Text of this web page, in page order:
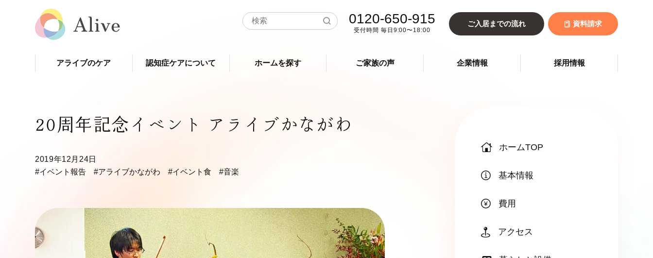
0120-650-915
受付時間 毎日9:00〜18:00
ご入居までの流れ 資料請求
アライブのケア 認知症ケアについて ホームを探す ご家族の声 企業情報 採用情報
ホームTOP
基本情報
費用
アクセス
20周年記念イベント アライブかながわ
2019年12月24日
#イベント報告
#アライブかながわ #イベント食 #音楽